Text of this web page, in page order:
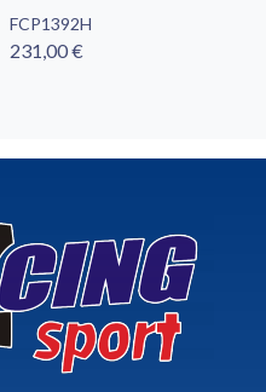
FCP1392H
231,00 €